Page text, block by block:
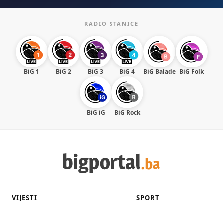
RADIO STANICE
BiG 1 BiG 2 BiG 3 BiG 4 BiG Balade BiG Folk
BiG iG BiG Rock
VIJESTI SPORT